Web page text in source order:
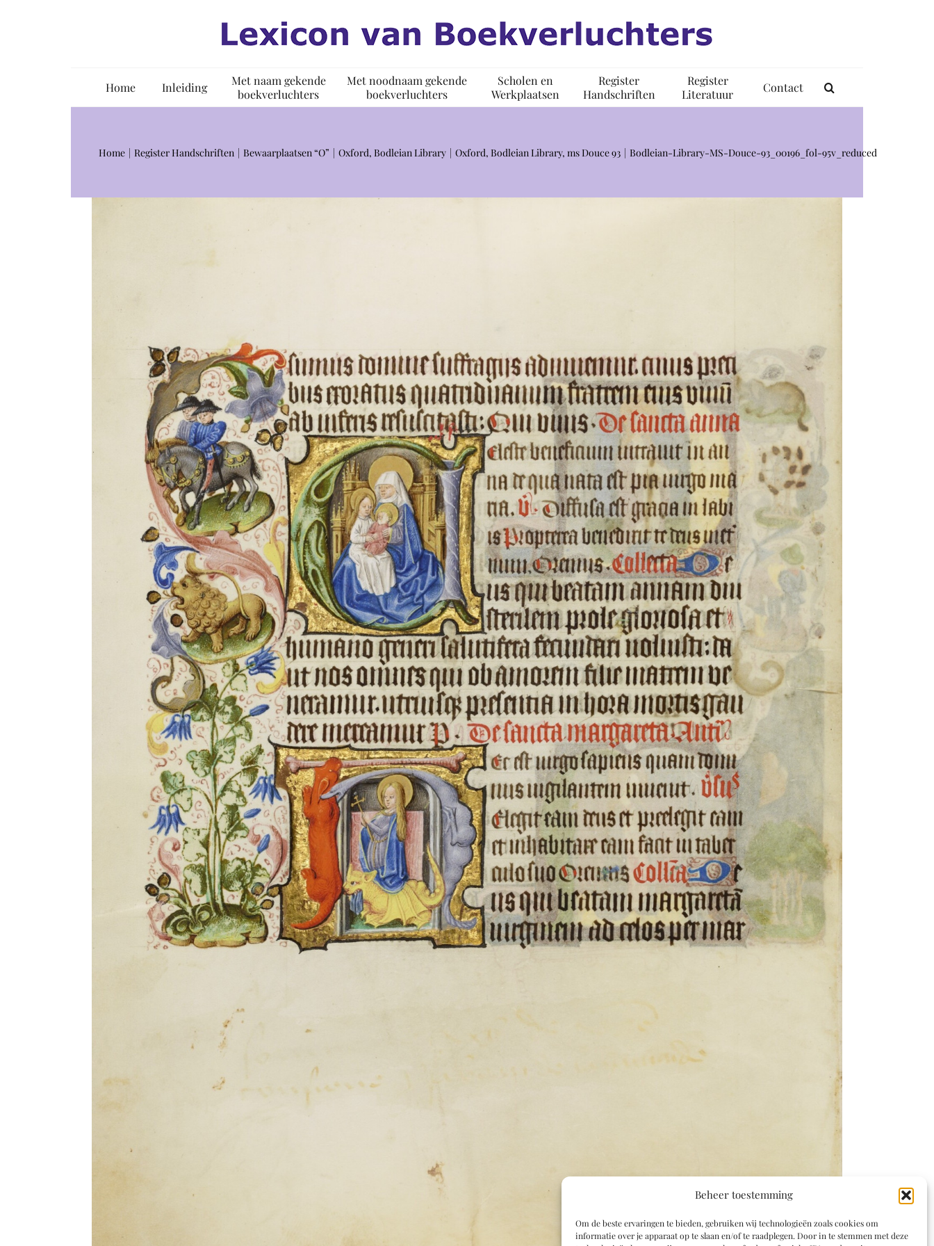
Beheer toestemming
Om de beste ervaringen te bieden, gebruiken wij technologieën zoals cookies om
informatie over je apparaat op te slaan en/of te raadplegen. Door in te stemmen met deze
Home Inleiding
Met naam gekende
boekverluchters
Met noodnaam gekende
boekverluchters
Scholen en
Werkplaatsen
Register
Handschriften
Register
Literatuur
Contact
Home Register Handschriften Bewaarplaatsen “O” Oxford, Bodleian Library Oxford, Bodleian Library, ms Douce 93 Bodleian-Library-MS-Douce-93_00196_fol-95v_reduced